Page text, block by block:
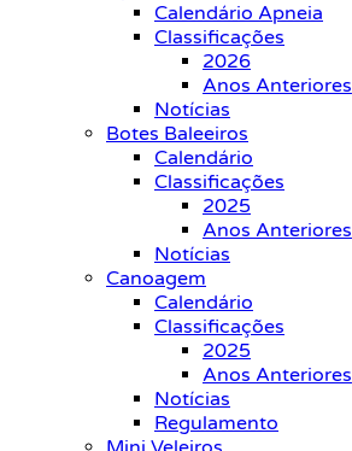
Calendário Apneia
Classificações
2026
Anos Anteriores
Notícias
Botes Baleeiros
Calendário
Classificações
2025
Anos Anteriores
Notícias
Canoagem
Calendário
Classificações
2025
Anos Anteriores
Notícias
Regulamento